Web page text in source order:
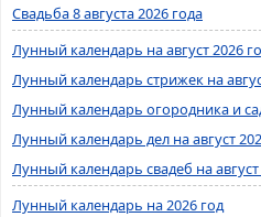
Свадьба 8 августа 2026 года
Лунный календарь на август 2026
Лунный календарь стрижек на
Лунный календарь огородника и
Лунный календарь дел на август
Лунный календарь свадеб на август
Лунный календарь на 2026 год